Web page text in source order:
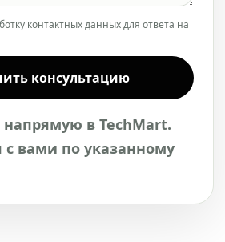
контактных данных для ответа на
консультацию
напрямую в TechMart.
вами по указанному